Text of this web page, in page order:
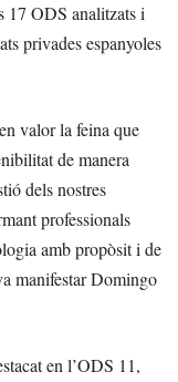
17 ODS analitzats i
privades espanyoles
valor la feina que
de manera
dels nostres
professionals
amb propòsit i de
manifestar Domingo
en l’ODS 11,